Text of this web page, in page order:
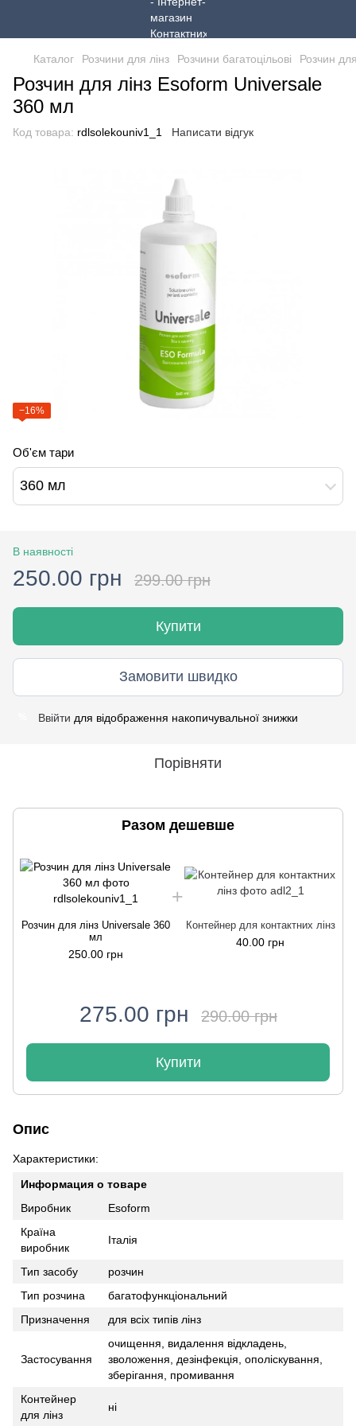
Каталог Розчини для лінз Розчини багатоцільові Розчин
Розчин для лінз Esoform Universale
360 мл
Код товара: rdlsolekouniv1_1 Написати відгук
−16%
Об'єм тари
360 мл
В наявності
250.00 грн 299.00 грн
Купити
Замовити швидко
Ввійти для відображення накопичувальної знижки
Порівняти
Разом дешевше
Розчин для лінз Universale 360
мл
250.00 грн
Контейнер для контактних лінз
40.00 грн
275.00 грн 290.00 грн
Купити
Опис
Характеристики:
Информация о товаре
Виробник
Esoform
Країна
виробник
Італія
Тип засобу
розчин
Тип розчина
багатофункціональний
Призначення
для всіх типів лінз
Застосування
очищення, видалення відкладень,
зволоження, дезінфекція, ополіскування,
зберігання, промивання
Контейнер
для лінз
ні